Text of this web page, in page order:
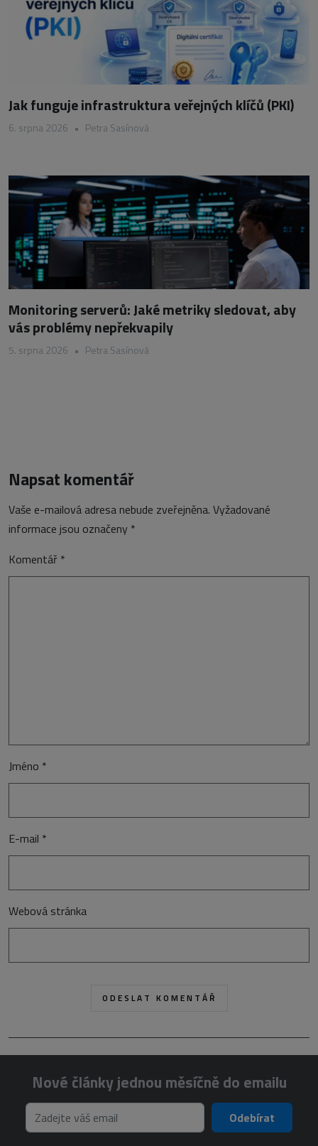
Jak funguje infrastruktura veřejných klíčů (PKI)
6. srpna 2026 • Petra Sasínová
Monitoring serverů: Jaké metriky sledovat, aby
vás problémy nepřekvapily
5. srpna 2026 • Petra Sasínová
Napsat komentář
Vaše e-mailová adresa nebude zveřejněna. Vyžadované
informace jsou označeny *
Komentář *
Jméno *
E-mail *
Webová stránka
Nové články jednou měsíčně do emailu
Odebírat